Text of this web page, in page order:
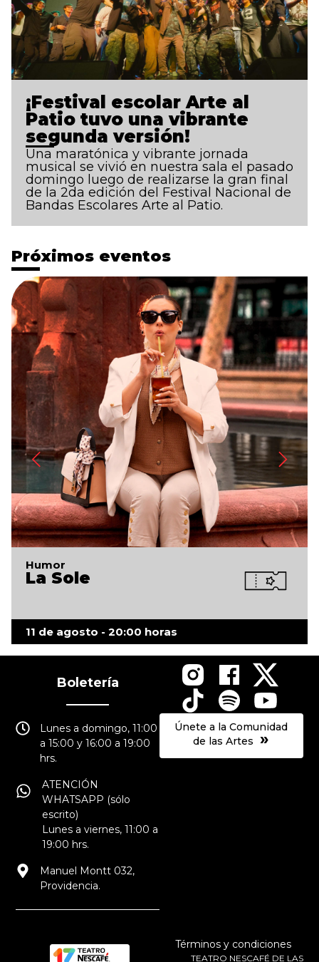
¡Festival escolar Arte al
Patio tuvo una vibrante
segunda versión!
Una maratónica y vibrante jornada
musical se vivió en nuestra sala el pasado
domingo luego de realizarse la gran final
de la 2da edición del Festival Nacional de
Bandas Escolares Arte al Patio.
Próximos eventos
La Sole
Humor
11 de agosto - 20:00 horas
Boletería
Lunes a domingo, 11:00
a 15:00 y 16:00 a 19:00
hrs.
ATENCIÓN
WHATSAPP (sólo
escrito)
Lunes a viernes, 11:00 a
19:00 hrs.
Manuel Montt 032,
Providencia.
Únete a la Comunidad
de las Artes »
Términos y condiciones
TEATRO NESCAFÉ DE LAS